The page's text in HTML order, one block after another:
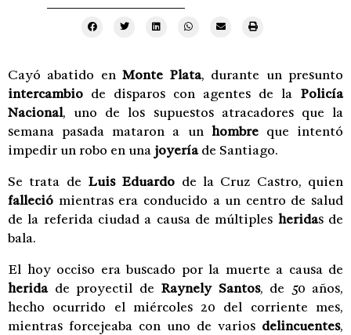
Cayó abatido en Monte Plata, durante un presunto
intercambio de disparos con agentes de la Policía
Nacional, uno de los supuestos atracadores que la
semana pasada mataron a un hombreque intentó
impedir un robo en una joyeríade Santiago.
Se trata de Luis Eduardo de la Cruz Castro, quien
falleció mientras era conducido a un centro de salud
de la referida ciudad a causa de múltiples heridas de
bala.
El hoy occiso era buscado por la muerte a causa de
heridade proyectil de Raynely Santos, de 50 años,
hecho ocurrido el miércoles 20 del corriente mes,
mientras forcejeaba con uno de varios delincuentes,